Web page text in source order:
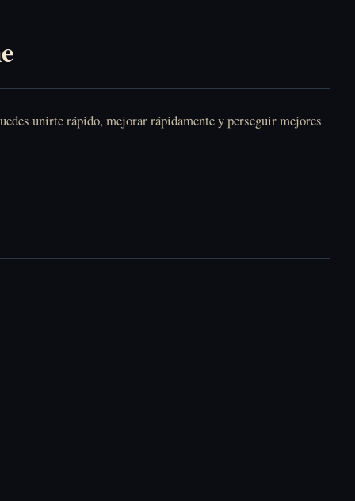
unirte rápido, mejorar rápidamente y perseguir mejores